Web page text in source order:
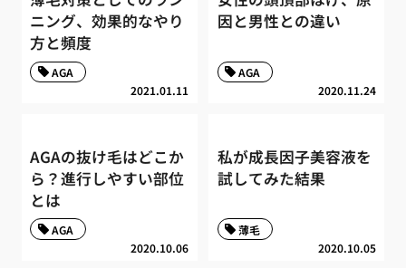
ニング、効果的なやり
方と頻度
2021.01.11
AGA
因と男性との違い
2020.11.24
AGA
AGAの抜け毛はどこか
ら？進行しやすい部位
とは
2020.10.06
AGA
私が成長因子美容液を
試してみた結果
2020.10.05
薄毛